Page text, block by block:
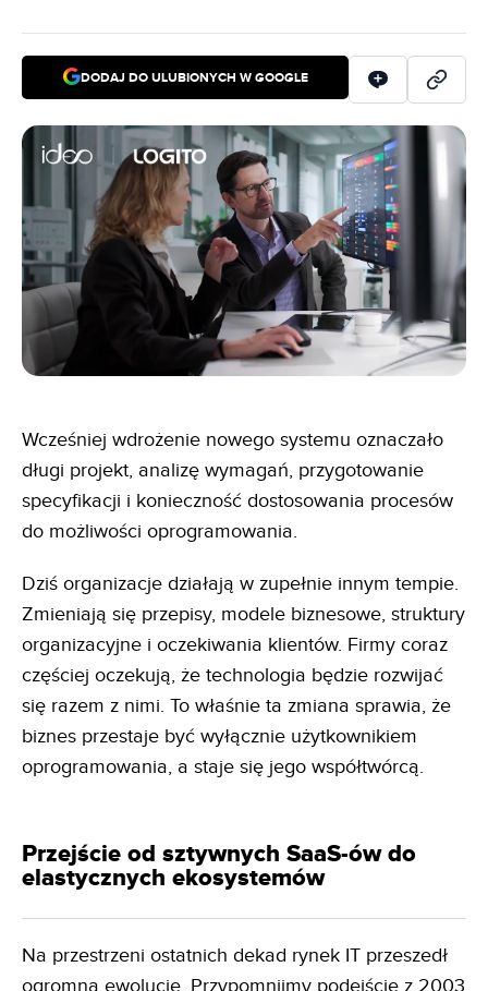
DODAJ DO ULUBIONYCH W GOOGLE
Wcześniej wdrożenie nowego systemu oznaczało
długi projekt, analizę wymagań, przygotowanie
specyfikacji i konieczność dostosowania procesów
do możliwości oprogramowania.
Dziś organizacje działają w zupełnie innym tempie.
Zmieniają się przepisy, modele biznesowe, struktury
organizacyjne i oczekiwania klientów. Firmy coraz
częściej oczekują, że technologia będzie rozwijać
się razem z nimi. To właśnie ta zmiana sprawia, że
biznes przestaje być wyłącznie użytkownikiem
oprogramowania, a staje się jego współtwórcą.
Przejście od sztywnych SaaS-ów do
elastycznych ekosystemów
Na przestrzeni ostatnich dekad rynek IT przeszedł
ogromną ewolucję. Przypomnijmy podejście z 2003